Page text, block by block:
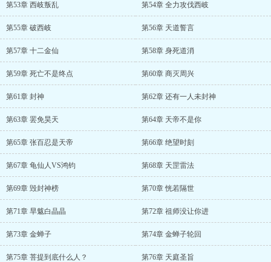
第53章 西岐叛乱 第54章 全力攻伐西岐
第55章 破西岐 第56章 天道誓言
第57章 十二金仙 第58章 身死道消
第59章 死亡不是终点 第60章 商灭周兴
第61章 封神 第62章 还有一人未封神
第63章 罢免昊天 第64章 天帝不是你
第65章 张百忍是天帝 第66章 绝望时刻
第67章 龟仙人VS鸿钧 第68章 天罡雷法
第69章 毁封神榜 第70章 恍若隔世
第71章 旱魃白晶晶 第72章 祖师没让你进
第73章 金蝉子 第74章 金蝉子轮回
第75章 菩提到底什么人？ 第76章 天庭圣旨